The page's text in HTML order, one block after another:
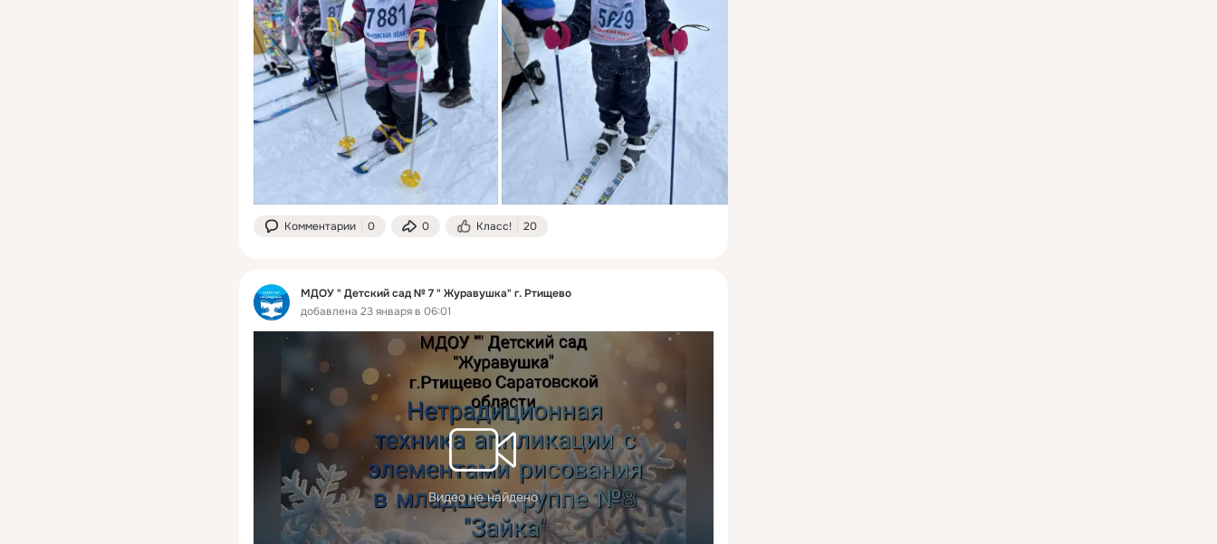
Комментарии 0 0 Класс! 20
МДОУ " Детский сад № 7 " Журавушка" г. Ртищево
добавлена 23 января в 06:01
Видео не найдено